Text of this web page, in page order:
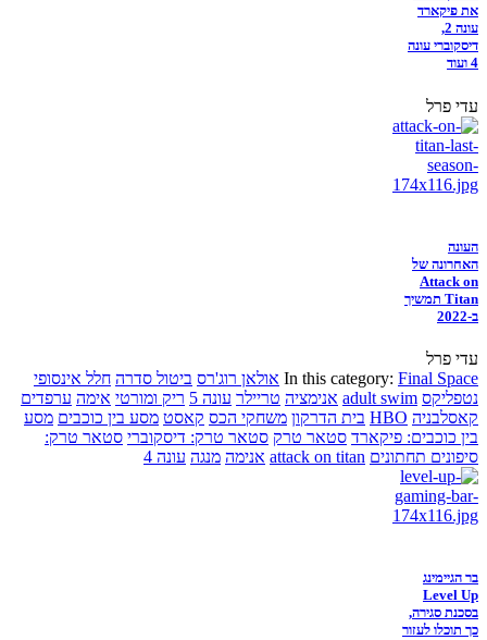
את פיקארד
עונה 2,
דיסקוברי עונה
4 ועוד
עדי פרל
העונה
האחרונה של
Attack on
Titan תמשיך
ב-2022
עדי פרל
In this category: Final Space אולאן רוג'רס ביטול סדרה חלל אינסופי
נטפליקס adult swim אנימציה טריילר עונה 5 ריק ומורטי אימה ערפדים
קאסלבניה HBO בית הדרקון משחקי הכס קאסט מסע בין כוכבים מסע
בין כוכבים: פיקארד סטאר טרק סטאר טרק: דיסקוברי סטאר טרק:
סיפונים תחתונים attack on titan אנימה מנגה עונה 4
בר הגיימינג
Level Up
בסכנת סגירה,
כך תוכלו לעזור